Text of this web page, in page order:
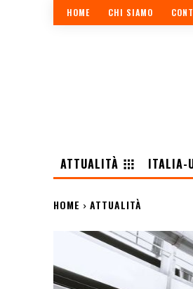
HOME CHI SIAMO
ATTUALITÀ
ITALIA-
HOME ATTUALITÀ